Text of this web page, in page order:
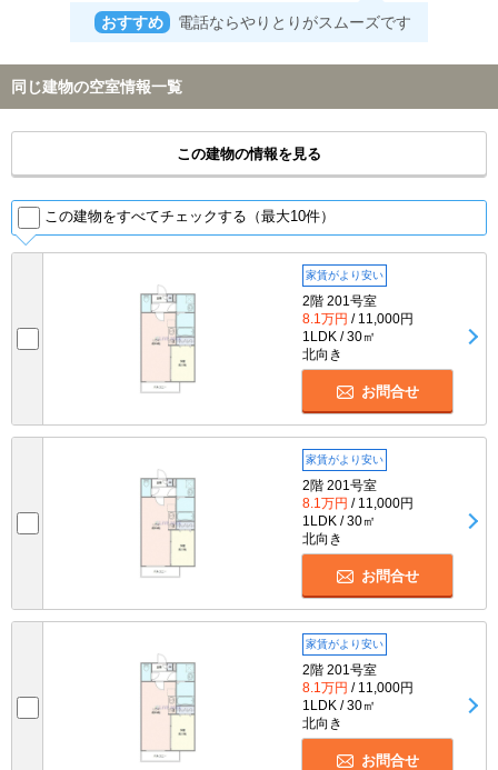
おすすめ 電話ならやりとりがスムーズです
同じ建物の空室情報一覧
この建物の情報を見る
この建物をすべてチェックする（最大10件）
家賃がより安い
2階 201号室
8.1万円 / 11,000円
1LDK / 30㎡
北向き
お問合せ
家賃がより安い
2階 201号室
8.1万円 / 11,000円
1LDK / 30㎡
北向き
お問合せ
家賃がより安い
2階 201号室
8.1万円 / 11,000円
1LDK / 30㎡
北向き
お問合せ